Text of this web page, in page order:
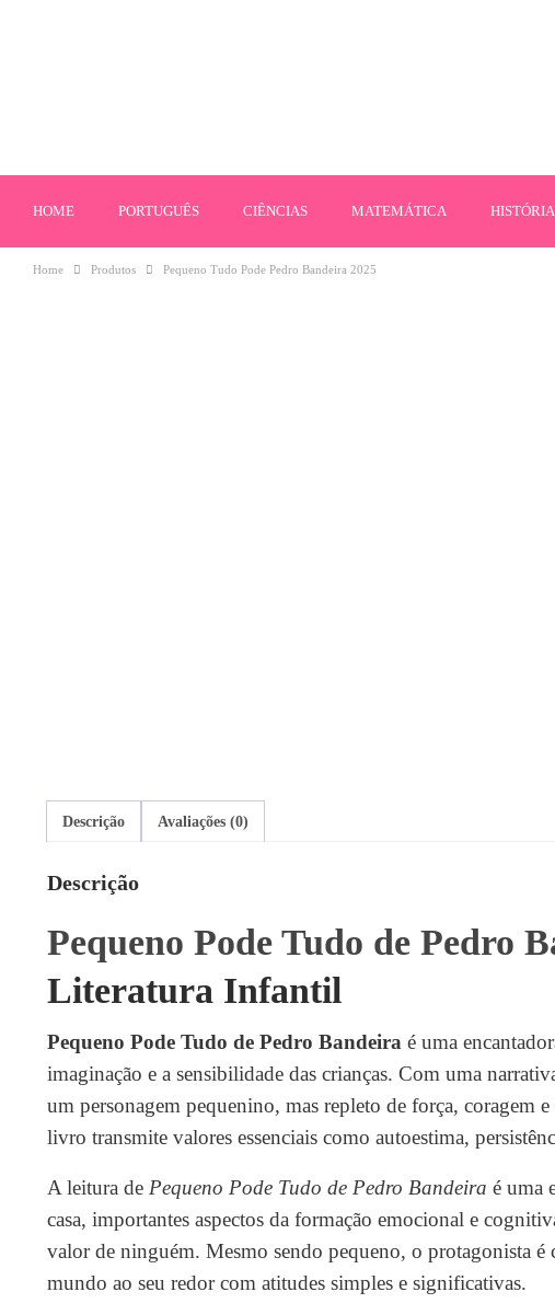
HOME PORTUGUÊS CIÊNCIAS MATEMÁTICA HISTÓRIA
Home Produtos Pequeno Tudo Pode Pedro Bandeira 2025
Descrição Avaliações (0)
Descrição
Pequeno Pode Tudo de Pedro
Literatura Infantil
Pequeno Pode Tudo de Pedro Bandeira é uma
imaginação e a sensibilidade das crianças. Com uma
um personagem pequenino, mas repleto de força,
livro transmite valores essenciais como autoestima,
A leitura de Pequeno Pode Tudo de Pedro Bandeira é uma
casa, importantes aspectos da formação emocional e
valor de ninguém. Mesmo sendo pequeno, o protagonista é
mundo ao seu redor com atitudes simples e significativas.